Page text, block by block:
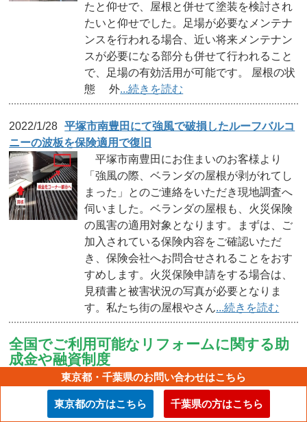
たと仰せで、屋根と併せて塗装を検討され
たいと仰せでした。足場が必要なメンテナ
ンスを行われる場合、近い将来メンテナン
スが必要になる部分も併せて行われること
で、足場の有効活用が可能です。 屋根の状
態 外...続きを読む
2022/1/28
平塚市南豊田にて強風で破損したルーフバルコ
ニーの波板を保険適用で復旧
平塚市南豊田にお住まいのお客様より
「強風の際、ベランダの屋根が剥がれてし
まった」とのご連絡をいただき現地調査へ
伺いました。ベランダの屋根も、火災保険
の風害の適用対象となります。まずは、ご
加入されている保険内容をご確認いただ
き、保険会社へお問合せされることをおす
すめします。火災保険申請をする場合は、
見積書と被害状況の写真が必要となりま
す。私たち街の屋根やさん...続きを読む
全国でご利用可能なリフォームに関する助
成金や融資制度
既存住宅における断熱リフォーム支援事業
■トータル断熱（断熱材、窓、ガラスを組み合わせた断熱
東京都・千葉県のお問い合わせはこちら
東京都の方はこちら 千葉県の方はこちら